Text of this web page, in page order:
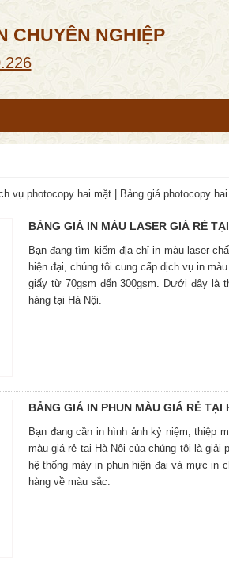
CHUYÊN NGHIỆP
vụ photocopy hai mặt | Bảng giá photocopy
BẢNG GIÁ IN MÀU LASER GIÁ RẺ
Bạn đang tìm kiếm địa chỉ in màu laser
hiện đại, chúng tôi cung cấp dịch vụ in
giấy từ 70gsm đến 300gsm. Dưới đây là
hàng tại Hà Nội.
BẢNG GIÁ IN PHUN MÀU GIÁ RẺ TẠI
Bạn đang cần in hình ảnh kỷ niệm, thiệp
màu giá rẻ tại Hà Nội của chúng tôi là
hệ thống máy in phun hiện đại và mực in
hàng về màu sắc.